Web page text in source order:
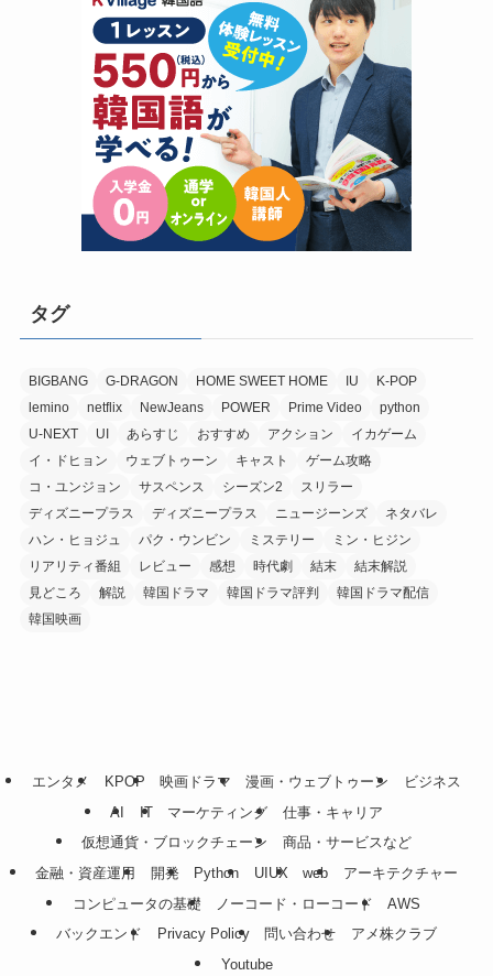
タグ
BIGBANG G-DRAGON HOME SWEET HOME IU
K-POP
lemino
netflix NewJeans POWER Prime Video
python
U-NEXT
UI あらすじ おすすめ アクション
イカゲーム
イ・ドヒョン
ウェブトゥーン キャスト
ゲーム攻略
コ・ユンジョン
サスペンス シーズン2
スリラー
ディズニープラス
ディズニープラス ニュージーンズ
ネタバレ
ハン・ヒョジュ
パク・ウンビン ミステリー
ミン・ヒジン
リアリティ番組
レビュー 感想 時代劇 結末
結末解説
見どころ
解説 韓国ドラマ 韓国ドラマ評判
韓国ドラマ配信
韓国映画
エンタメ KPOP 映画ドラマ 漫画・ウェブトゥーン
ビジネス
AI
IT マーケティング
仕事・キャリア
仮想通貨・ブロックチェーン
商品・サービスなど
金融・資産運用
開発 Python UIUX web
アーキテクチャー
コンピュータの基礎
ノーコード・ローコード
AWS
バックエンド
Privacy Policy 問い合わせ
アメ株クラブ
Youtube